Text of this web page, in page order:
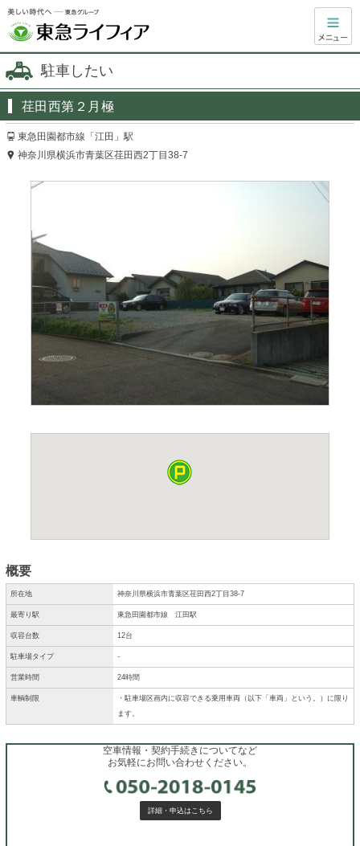
駐車したい
荏田西第２月極
東急田園都市線「江田」駅
神奈川県横浜市青葉区荏田西2丁目38-7
概要
所在地 神奈川県横浜市青葉区荏田西2丁目38-7
最寄り駅 東急田園都市線 江田駅
収容台数 12台
駐車場タイプ -
営業時間 24時間
車輌制限
・駐車場区画内に収容できる乗用車両（以下「車両」という。）に限り
ます。
空車情報・契約手続きについてなど
お気軽にお問い合わせください。
詳細・申込はこちら